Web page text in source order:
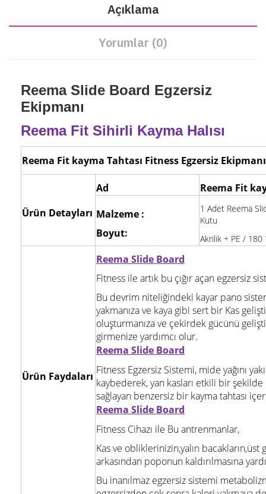
Açıklama
Yorumlar (0)
Reema Slide Board Egzersiz
Ekipmanı
Reema Fit Sihirli Kayma Halısı
Reema Fit kayma Tahtası Fitness Egzersiz Ekipmanı
Ürün Detayları
Ad
Reema Fit
Malzeme :
Boyut:
1 Adet Reema
Kutu
Akrilik + PE /
Ürün Faydaları
Reema Slide Board
Fitness ile artık bu çığır açan egzersiz
Bu devrim niteliğindeki kayar pano
yakmanıza ve kaya gibi sert bir Kas
oluşturmanıza ve çekirdek gücünü
girmenize yardımcı olur.
Reema Slide Board
Fitness Egzersiz Sistemi, mide yağını
kaybederek, yan kasları etkili bir şekilde
sağlayan benzersiz bir kayma tahtası
Reema Slide Board
Fitness Cihazı ile Bu antrenmanlar,
Kas ve obliklerinizin,yalın bacakların,üst
arkasından poponun kaldırılmasına
Bu inanılmaz egzersiz sistemi